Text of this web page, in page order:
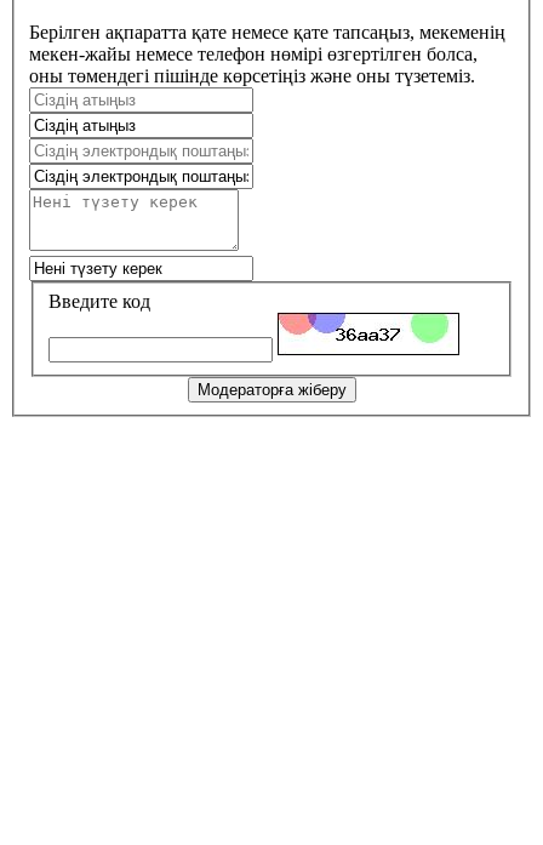
Берілген ақпаратта қате немесе қате тапсаңыз, мекеменің
мекен-жайы немесе телефон нөмірі өзгертілген болса,
оны төмендегі пішінде көрсетіңіз және оны түзетеміз.
Введите код
Модераторға жіберу